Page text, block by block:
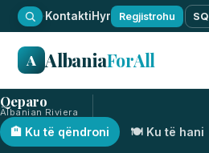
·KontaktiHyr Regjistrohu SQ
A AlbaniaForAll
Qeparo
Albanian Riviera
🏨 Ku të qëndroni 🍽️ Ku të hani